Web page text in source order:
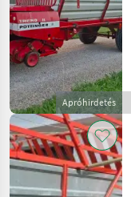
Apróhirdetés